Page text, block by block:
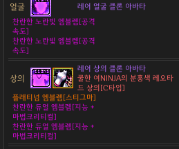
얼굴 레어 얼굴 클론 아바타
찬란한 노란빛 엠블렘[공격
속도]
찬란한 노란빛 엠블렘[공격
속도]
상의
레어 상의 클론 아바타
쿨한 여NINJA의 분홍색 레오타
드 상의[C타입]
플래티넘 엠블렘[스티그마]
찬란한 듀얼 엠블렘[지능 +
마법크리티컬]
찬란한 듀얼 엠블렘[지능 +
마법크리티컬]